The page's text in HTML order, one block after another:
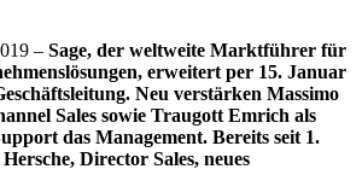
– Sage, der weltweite Marktführer für
erweitert per 15. Januar
Neu verstärken Massimo
Sales sowie Traugott Emrich als
das Management. Bereits seit 1.
Director Sales, neues